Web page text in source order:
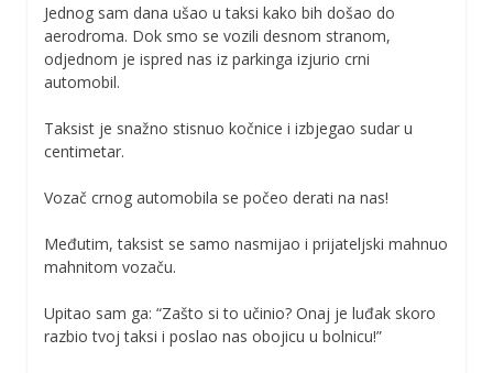
Jednog sam dana ušao u taksi kako bih došao do
aerodroma. Dok smo se vozili desnom stranom,
odjednom je ispred nas iz parkinga izjurio crni
automobil.
Taksist je snažno stisnuo kočnice i izbjegao sudar u
centimetar.
Vozač crnog automobila se počeo derati na nas!
Međutim, taksist se samo nasmijao i prijateljski mahnuo
mahnitom vozaču.
Upitao sam ga: “Zašto si to učinio? Onaj je luđak skoro
razbio tvoj taksi i poslao nas obojicu u bolnicu!”